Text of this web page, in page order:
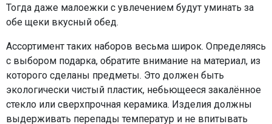
Тогда даже малоежки с увлечением будут уминать за
обе щеки вкусный обед.
Ассортимент таких наборов весьма широк. Определяясь
с выбором подарка, обратите внимание на материал, из
которого сделаны предметы. Это должен быть
экологически чистый пластик, небьющееся закалённое
стекло или сверхпрочная керамика. Изделия должны
выдерживать перепады температур и не впитывать